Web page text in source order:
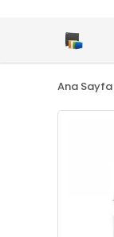
Ana Sayfa